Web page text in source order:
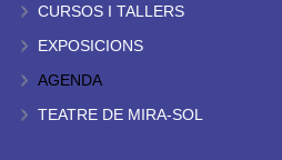
CURSOS I TALLERS
EXPOSICIONS
AGENDA
TEATRE DE MIRA-SOL